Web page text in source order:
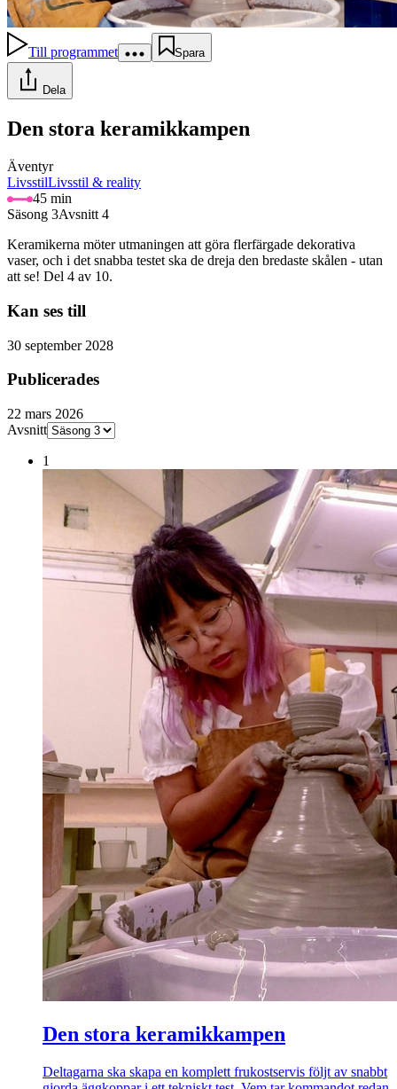
Till programmet Spara
Dela
Den stora keramikkampen
Äventyr
LivsstilLivsstil & reality
45 min
Säsong 3Avsnitt 4
Keramikerna möter utmaningen att göra flerfärgade dekorativa
vaser, och i det snabba testet ska de dreja den bredaste skålen - utan
att se! Del 4 av 10.
Kan ses till
30 september 2028
Publicerades
22 mars 2026
Avsnitt
1
Den stora keramikkampen
Deltagarna ska skapa en komplett frukostservis följt av snabbt